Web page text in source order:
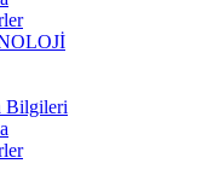
Bilgileri